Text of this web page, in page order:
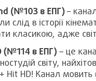
(№103 в ЕПГ)–
слід в історії
класикою, адже
(№114 в ЕПГ)– це
світу,
Hit HD! Канал мовить